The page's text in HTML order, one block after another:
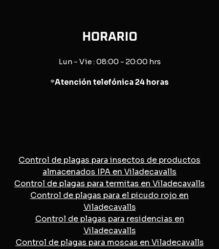
HORARIO
Lun - Vie : 08:00 - 20:00 hrs
*Atención telefónica 24 horas
Control de plagas para insectos de productos
almacenados IPA en Viladecavalls
Control de plagas para termitas en Viladecavalls
Control de plagas para el picudo rojo en
Viladecavalls
Control de plagas para residencias en
Viladecavalls
Control de plagas para moscas en Viladecavalls